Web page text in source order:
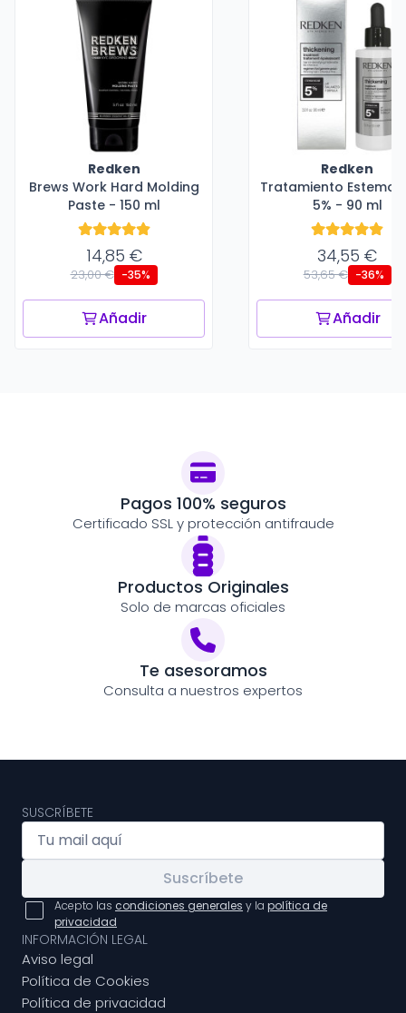
Redken
Brews Work Hard Molding
Paste - 150 ml
14,85 €
23,00 € -35%
Añadir
Redken
Tratamiento
5% - 90 ml
34,55 €
53,65 € -36%
Añadir
Pagos 100% seguros
Certificado SSL y protección antifraude
Productos Originales
Solo de marcas oficiales
Te asesoramos
Consulta a nuestros expertos
SUSCRÍBETE
Suscríbete
Acepto las condiciones generales y la política de
privacidad
INFORMACIÓN LEGAL
Aviso legal
Política de Cookies
Política de privacidad